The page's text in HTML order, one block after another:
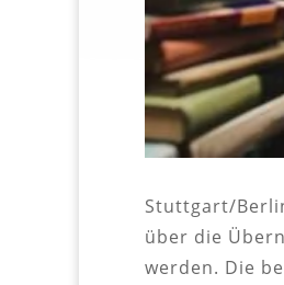
Stuttgart/
über die
werden. Die